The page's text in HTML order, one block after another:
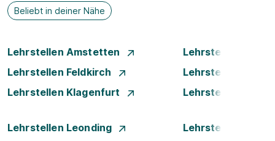
Beliebt in deiner Nähe
Lehrstellen Amstetten
Lehrstellen
Lehrstellen Feldkirch
Lehrstellen Graz
Lehrstellen Klagenfurt
Lehrstellen
Lehrstellen Leonding
Lehrstellen Linz